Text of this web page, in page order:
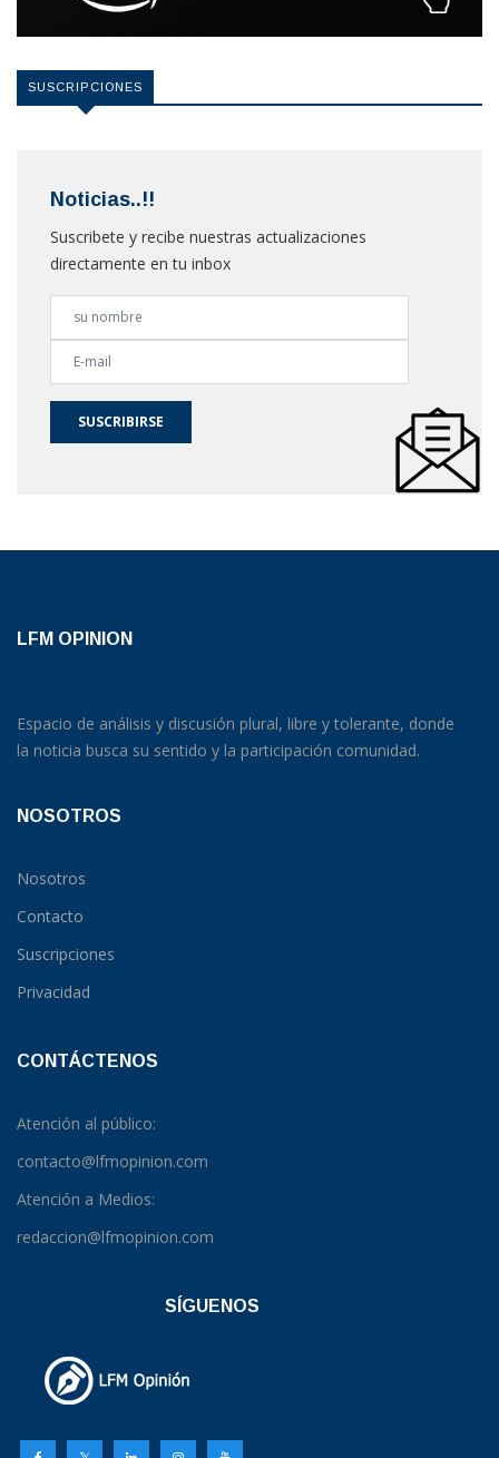
SUSCRIPCIONES
Noticias..!!
Suscribete y recibe nuestras actualizaciones
directamente en tu inbox
SUSCRIBIRSE
LFM OPINION
Espacio de análisis y discusión plural, libre y tolerante, donde
la noticia busca su sentido y la participación comunidad.
NOSOTROS
Nosotros
Contacto
Suscripciones
Privacidad
CONTÁCTENOS
Atención al público:
contacto@lfmopinion.com
Atención a Medios:
redaccion@lfmopinion.com
SÍGUENOS